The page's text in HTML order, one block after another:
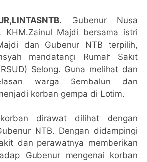
Gubenur Nusa
KHM.Zainul Majdi bersama istri
dan Gubenur NTB terpilih,
mendatangi Rumah Sakit
Selong. Guna melihat dan
warga Sembalun dan
korban gempa di Lotim.
dirawat dilihat dengan
NTB. Dengan didampingi
dan perawatnya memberikan
Gubenur mengenai korban